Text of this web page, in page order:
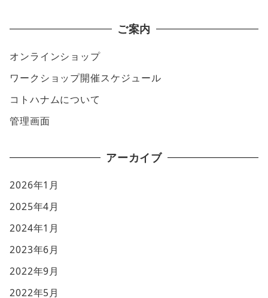
ご案内
オンラインショップ
ワークショップ開催スケジュール
コトハナムについて
管理画面
アーカイブ
2026年1月
2025年4月
2024年1月
2023年6月
2022年9月
2022年5月